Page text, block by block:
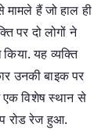
मामले हैं जो हाल ही
पर दो लोगों ने
यह व्यक्ति
उनकी बाइक पर
एक विशेष स्थान से
रोड रेज हुआ.